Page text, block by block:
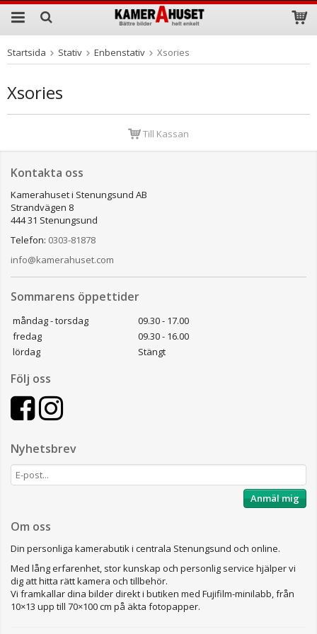
Produkten har blivit tillagd i varukorgen
Startsida Stativ Enbenstativ Xsories
Xsories
Till Kassan
Kontakta oss
Kamerahuset i Stenungsund AB
Strandvägen 8
444 31 Stenungsund
Telefon: 0303-81878
info@kamerahuset.com
Sommarens öppettider
måndag - torsdag
09.30 - 17.00
fredag
09.30 - 16.00
lördag
Stängt
Följ oss
Nyhetsbrev
Anmäl mig
Om oss
Din personliga kamerabutik i centrala Stenungsund och online.
Med lång erfarenhet, stor kunskap och personlig service hjälper vi
dig att hitta rätt kamera och tillbehör.
Vi framkallar dina bilder direkt i butiken med Fujifilm-minilabb, från
10×13 upp till 70×100 cm på äkta fotopapper.